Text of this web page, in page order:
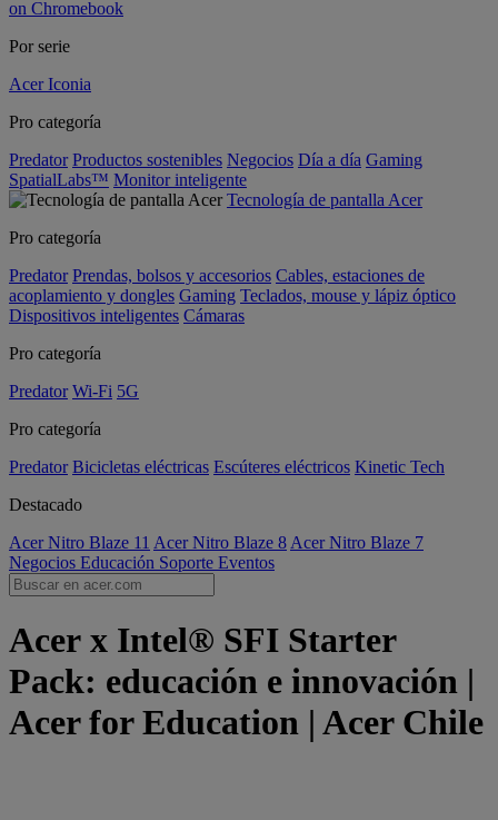
on Chromebook
Por serie
Acer Iconia
Pro categoría
Predator Productos sostenibles Negocios Día a día Gaming
SpatialLabs™ Monitor inteligente
Tecnología de pantalla Acer
Pro categoría
Predator Prendas, bolsos y accesorios Cables, estaciones de
acoplamiento y dongles Gaming Teclados, mouse y lápiz óptico
Dispositivos inteligentes Cámaras
Pro categoría
Predator Wi-Fi 5G
Pro categoría
Predator Bicicletas eléctricas Escúteres eléctricos Kinetic Tech
Destacado
Acer Nitro Blaze 11 Acer Nitro Blaze 8 Acer Nitro Blaze 7
Negocios Educación Soporte Eventos
Acer x Intel® SFI Starter
Pack: educación e innovación |
Acer for Education | Acer Chile